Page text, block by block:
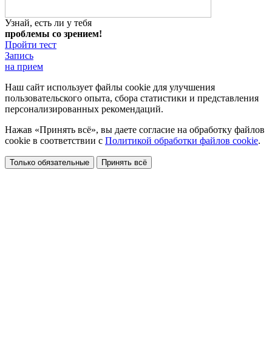
Узнай, есть ли у тебя
проблемы со зрением!
Пройти тест
Запись
на прием
Наш сайт использует файлы cookie для улучшения
пользовательского опыта, сбора статистики и представления
персонализированных рекомендаций.
Нажав «Принять всё», вы даете согласие на обработку файлов
cookie в соответствии с Политикой обработки файлов cookie.
Только обязательные Принять всё